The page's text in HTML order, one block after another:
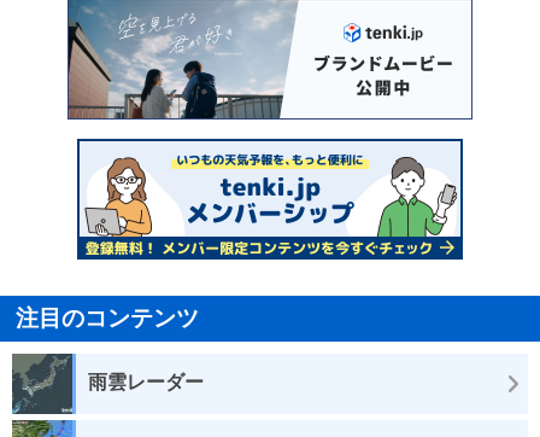
注目のコンテンツ
雨雲レーダー